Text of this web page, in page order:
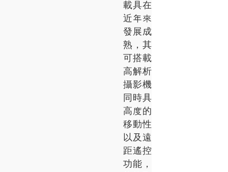
載具在
近年來
發展成
熟，其
可搭載
高解析
攝影機
同時具
高度的
移動性
以及遠
距遙控
功能，